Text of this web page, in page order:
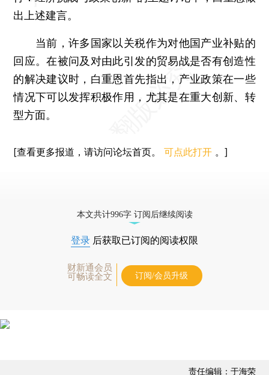
出上述建言。
当前，许多国家以关税作为对他国产业补贴的
回应。在被问及对由此引发的贸易战是否有创造性
的解决建议时，白重恩首先指出，产业政策在一些
情况下可以发挥积极作用，尤其是在重大创新、转
型方面。
[查看更多报道，请访问论坛首页。可点此打开 。]
本文共计996字 订阅后继续阅读
登录 后获取已订阅的阅读权限
财新通会员
可畅读全文
订阅/会员升级
责任编辑：于海荣